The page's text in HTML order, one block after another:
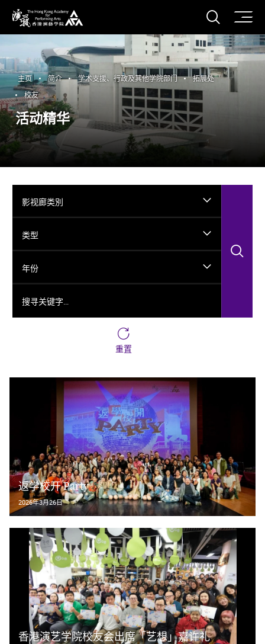
香港演艺学院
打开
主页 简介 学术支援、行政及其他学院部门
拓展处
校友
活动精华
影视廊类別
类型
年份
重置
返学校开 Party
2026年3月26日
香港演艺学院校友会出席「艺想」嘉许礼